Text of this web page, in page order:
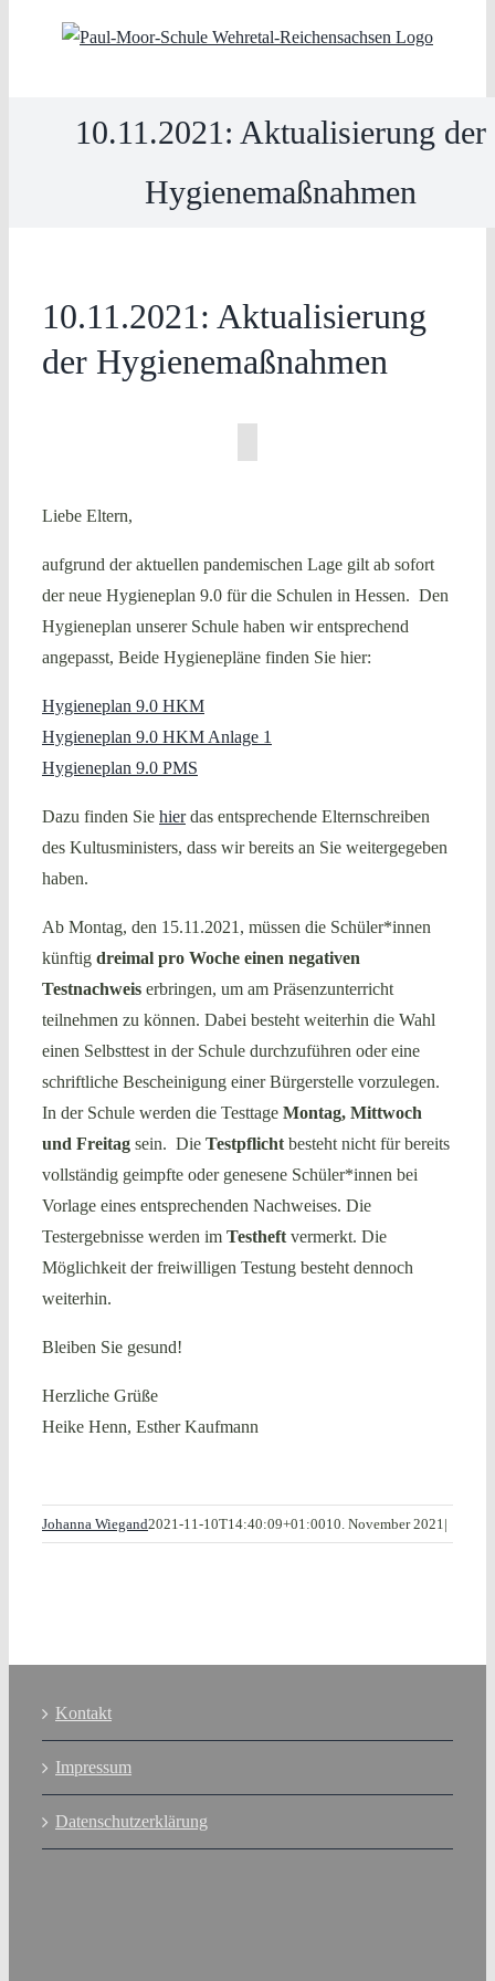
10.11.2021: Aktualisierung der
Hygienemaßnahmen
10.11.2021: Aktualisierung
der Hygienemaßnahmen
Liebe Eltern,
aufgrund der aktuellen pandemischen Lage gilt ab sofort
der neue Hygieneplan 9.0 für die Schulen in Hessen. Den
Hygieneplan unserer Schule haben wir entsprechend
angepasst, Beide Hygienepläne finden Sie hier:
Hygieneplan 9.0 HKM
Hygieneplan 9.0 HKM Anlage 1
Hygieneplan 9.0 PMS
Dazu finden Sie hierdas entsprechende Elternschreiben
des Kultusministers, dass wir bereits an Sie weitergegeben
haben.
Ab Montag, den 15.11.2021, müssen die Schüler*innen
künftig dreimal pro Woche einen negativen
Testnachweiserbringen, um am Präsenzunterricht
teilnehmen zu können. Dabei besteht weiterhin die Wahl
einen Selbsttest in der Schule durchzuführen oder eine
schriftliche Bescheinigung einer Bürgerstelle vorzulegen.
In der Schule werden die Testtage Montag, Mittwoch
und Freitagsein. Die Testpflichtbesteht nicht für bereits
vollständig geimpfte oder genesene Schüler*innen bei
Vorlage eines entsprechenden Nachweises. Die
Testergebnisse werden im Testheftvermerkt. Die
Möglichkeit der freiwilligen Testung besteht dennoch
weiterhin.
Bleiben Sie gesund!
Herzliche Grüße
Heike Henn, Esther Kaufmann
Johanna Wiegand2021-11-10T14:40:09+01:0010. November 2021|
Kontakt
Impressum
Datenschutzerklärung